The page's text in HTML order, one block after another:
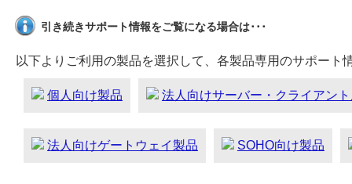
引き続きサポート情報をご覧になる場合は･･･
以下よりご利用の製品を選択して、各製品専用のサポート
個人向け製品 法人向けサーバー・クライアン
法人向けゲートウェイ製品 SOHO向け製品